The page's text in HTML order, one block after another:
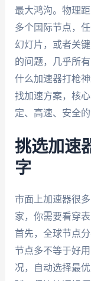
最大鸿沟。物理
多个国际节点，
幻灯片，或者关
的问题，几乎所
什么加速器打枪
找加速方案，核
定、高速、安全的
挑选加速
字
市面上加速器很
家，你需要看穿
首先，全球节点
节点多不等于好
况，自动选择最